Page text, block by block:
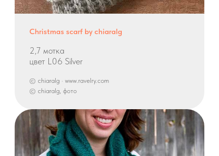
Christmas scarf by chiaralg
2,7 мотка
цвет L06 Silver
© chiaralg · www.ravelry.com
© chiaralg, фото